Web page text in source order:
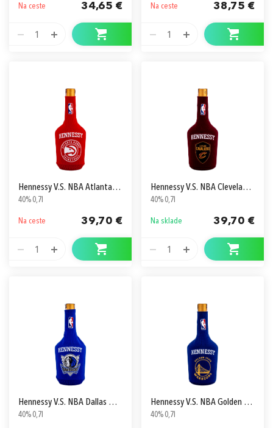
Na ceste 34,65 €
1
Na ceste 38,75 €
1
Hennessy V.S. NBA Atlanta Hawks
40% 0,7l
Na ceste 39,70 €
1
Hennessy V.S. NBA Cleveland Cavaliers
40% 0,7l
Na sklade 39,70 €
1
Hennessy V.S. NBA Dallas Mavericks
40% 0,7l
Hennessy V.S. NBA Golden State Warriors
40% 0,7l